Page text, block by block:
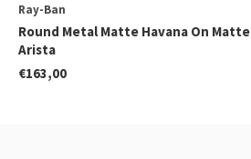
Ray-Ban
Round Metal Matte Havana On Matte
Arista
€163,00